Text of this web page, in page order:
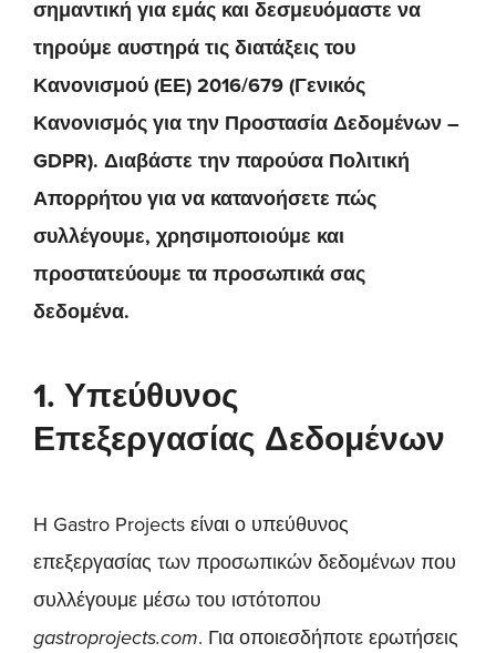
σημαντική για εμάς και δεσμευόμαστε να
τηρούμε αυστηρά τις διατάξεις του
Κανονισμού (ΕΕ) 2016/679 (Γενικός
Κανονισμός για την Προστασία Δεδομένων –
GDPR). Διαβάστε την παρούσα Πολιτική
Απορρήτου για να κατανοήσετε πώς
συλλέγουμε, χρησιμοποιούμε και
προστατεύουμε τα προσωπικά σας
δεδομένα.
1. Υπεύθυνος
Επεξεργασίας Δεδομένων
Η Gastro Projects είναι ο υπεύθυνος
επεξεργασίας των προσωπικών δεδομένων που
συλλέγουμε μέσω του ιστότοπου
gastroprojects.com. Για οποιεσδήποτε ερωτήσεις